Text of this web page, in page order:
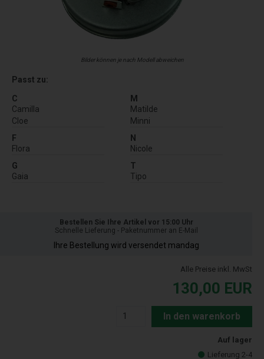
Bilder können je nach Modell abweichen
Passt zu:
C
Camilla
Cloe
F
Flora
G
Gaia
M
Matilde
Minni
N
Nicole
T
Tipo
Bestellen Sie Ihre Artikel vor 15:00 Uhr
Schnelle Lieferung - Paketnummer an E-Mail
Ihre Bestellung wird versendet mandag
Alle Preise inkl. MwSt
130,00 EUR
In den warenkorb
Auf lager
Lieferung 2-4